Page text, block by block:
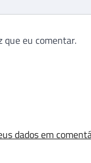
que eu comentar.
dados em